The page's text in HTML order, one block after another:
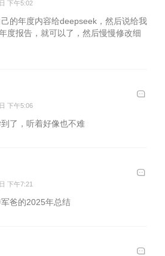
下午5:02
的年度内容给deepseek，然后说给我
度报告，就可以了，然后慢慢修改细
下午5:06
了，听着好像也不难
下午7:21
爸的2025年总结